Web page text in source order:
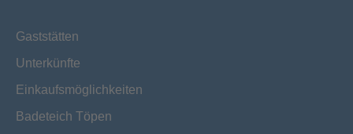
Gaststätten
Unterkünfte
Einkaufsmöglichkeiten
Badeteich Töpen